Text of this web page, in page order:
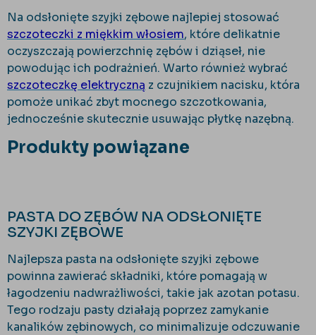
Na odsłonięte szyjki zębowe najlepiej stosować
szczoteczki z miękkim włosiem, które delikatnie
oczyszczają powierzchnię zębów i dziąseł, nie
powodując ich podrażnień. Warto również wybrać
szczoteczkę elektryczną z czujnikiem nacisku, która
pomoże unikać zbyt mocnego szczotkowania,
jednocześnie skutecznie usuwając płytkę nazębną.
Produkty powiązane
PASTA DO ZĘBÓW NA ODSŁONIĘTE
SZYJKI ZĘBOWE
Najlepsza pasta na odsłonięte szyjki zębowe
powinna zawierać składniki, które pomagają w
łagodzeniu nadwrażliwości, takie jak azotan potasu.
Tego rodzaju pasty działają poprzez zamykanie
kanalików zębinowych, co minimalizuje odczuwanie